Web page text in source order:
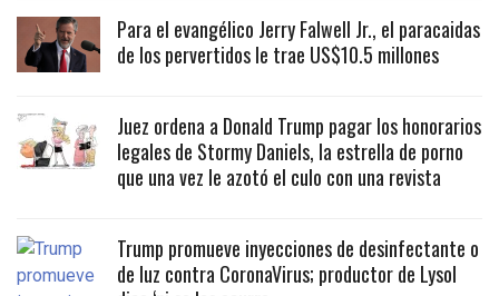
Para el evangélico Jerry Falwell Jr., el paracaidas
de los pervertidos le trae US$10.5 millones
Juez ordena a Donald Trump pagar los honorarios
legales de Stormy Daniels, la estrella de porno
que una vez le azotó el culo con una revista
Trump promueve inyecciones de desinfectante o
de luz contra CoronaVirus; productor de Lysol